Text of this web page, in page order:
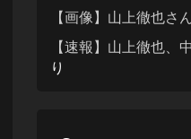
【画像】山上徹也さ
【速報】山上徹也、
り